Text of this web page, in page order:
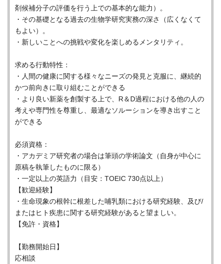
剤候補分子の評価を行う上での基本的な能力）。
・その基礎となる過去の生物学研究実務の深さ（広くなくて
もよい）。
・新しいことへの挑戦や変化を楽しめるメンタリティ。
求める行動特性：
・人間の健康に関する様々なニーズの発見と克服に、継続的
かつ前向きに取り組むことができる
・より良い新薬を創製する上で、R＆D過程における他の人の
考えや専門性を尊重し、最適なソルーションを導き出すこと
ができる
必須資格：
・アカデミア研究者の場合は筆頭の学術論文（自身が中心に
原稿を執筆したものに限る）
・一定以上の英語力（目安：TOEIC 730点以上）
【歓迎経験】
・生命現象の根幹に根差した哺乳類における研究経験、及び/
またはヒト疾患に関する研究経験があると望ましい。
【免許・資格】
【勤務開始日】
応相談